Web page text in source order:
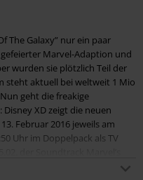
The Galaxy” nur ein paar
Marvel-Adaption und
wurden sie plötzlich Teil der
steht aktuell bei weltweit 1 Mio
geht die freakige
XD zeigt die neuen
Februar 2016 jeweils am
Uhr im Doppelpack als TV
1, eine 12 Song Kollektion mit